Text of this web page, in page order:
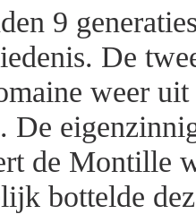
9
De
weer
De
de Montille
bottelde